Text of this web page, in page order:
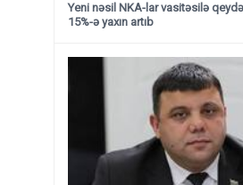
Yeni nəsil NKA-lar vasitəsilə
15%-ə yaxın artıb